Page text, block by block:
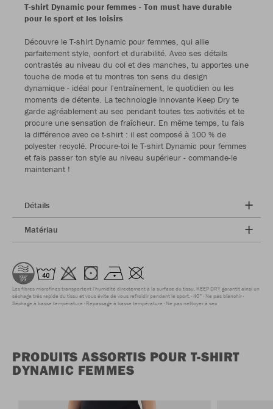
T-shirt Dynamic pour femmes - Ton must have durable
pour le sport et les loisirs
Découvre le T-shirt Dynamic pour femmes, qui allie
parfaitement style, confort et durabilité. Avec ses détails
contrastés au niveau du col et des manches, tu apportes une
touche de mode et tu montres ton sens du design
dynamique - idéal pour l'entraînement, le quotidien ou les
moments de détente. La technologie innovante Keep Dry te
garde agréablement au sec pendant toutes tes activités et te
procure une sensation de fraîcheur. En même temps, tu fais
la différence avec ce t-shirt : il est composé à 100 % de
polyester recyclé. Procure-toi le T-shirt Dynamic pour femmes
et fais passer ton style au niveau supérieur - commande-le
maintenant !
Détails
Matériau
Les fibres microfines transportent l'humidité directement à la surface du tissu. KEEP DRY garantit ainsi un
séchage très rapide du tissu et vous évite de vous refroidir pendant le sport. 40° Ne pas blanchir
Séchage à basse température Repassage à basse température Ne pas nettoyer à sec
PRODUITS ASSORTIS POUR T-SHIRT
DYNAMIC FEMMES